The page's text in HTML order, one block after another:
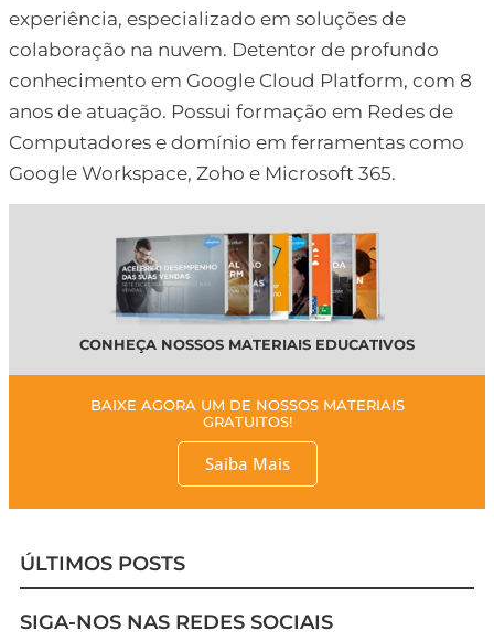
experiência, especializado em soluções de
colaboração na nuvem. Detentor de profundo
conhecimento em Google Cloud Platform, com 8
anos de atuação. Possui formação em Redes de
Computadores e domínio em ferramentas como
Google Workspace, Zoho e Microsoft 365.
CONHEÇA NOSSOS MATERIAIS EDUCATIVOS
BAIXE AGORA UM DE NOSSOS MATERIAIS
GRATUITOS!
Saiba Mais
ÚLTIMOS POSTS
SIGA-NOS NAS REDES SOCIAIS